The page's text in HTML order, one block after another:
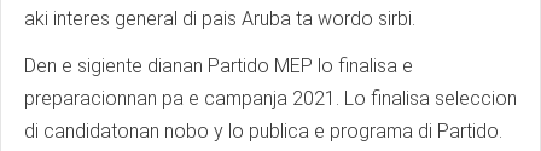
aki interes general di pais Aruba ta wordo sirbi.
Den e sigiente dianan Partido MEP lo finalisa e
preparacionnan pa e campanja 2021. Lo finalisa seleccion
di candidatonan nobo y lo publica e programa di Partido.